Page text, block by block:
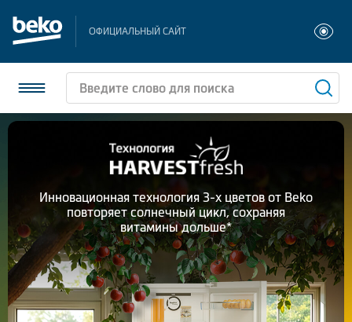
ОФИЦИАЛЬНЫЙ САЙТ
Холодильники и морозильники
Стиральные и сушильные машины
Посудомоечные машины
Плиты
Встраиваемая техника
Инновационная технология 3-х цветов от Beko
повторяет солнечный цикл, сохраняя
витамины дольше*